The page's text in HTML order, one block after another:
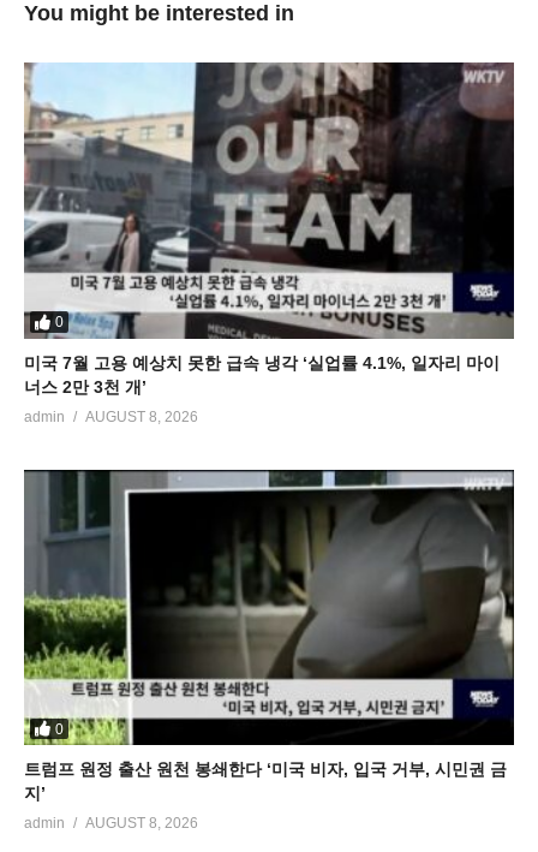
You might be interested in
0
미국 7월 고용 예상치 못한 급속 냉각 ‘실업률 4.1%, 일자리 마이
너스 2만 3천 개’
admin AUGUST 8, 2026
0
트럼프 원정 출산 원천 봉쇄한다 ‘미국 비자, 입국 거부, 시민권 금
지’
admin AUGUST 8, 2026